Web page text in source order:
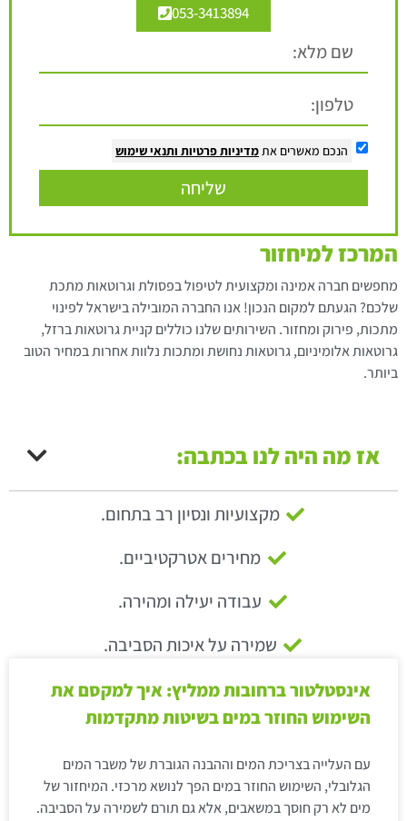
053-3413894
הנכם מאשרים אתמדיניות פרטיות ותנאי שימוש
שליחה
המרכז למיחזור
מחפשים חברה אמינה ומקצועית לטיפול בפסולת וגרוטאות מתכת
שלכם? הגעתם למקום הנכון! אנו החברה המובילה בישראל לפינוי
מתכות, פירוק ומחזור. השירותים שלנו כוללים קניית גרוטאות ברזל,
גרוטאות אלומיניום, גרוטאות נחושת ומתכות נלוות אחרות במחיר הטוב
ביותר.
אז מה היה לנו בכתבה:
מקצועיות ונסיון רב בתחום.
מחירים אטרקטיביים.
עבודה יעילה ומהירה.
שמירה על איכות הסביבה.
אינסטלטור ברחובות ממליץ: איך למקסם את
השימוש החוזר במים בשיטות מתקדמות
עם העלייה בצריכת המים וההבנה הגוברת של משבר המים
הגלובלי, השימוש החוזר במים הפך לנושא מרכזי. המיחזור של
מים לא רק חוסך במשאבים, אלא גם תורם לשמירה על הסביבה.